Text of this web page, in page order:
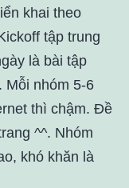
khai theo
tập trung
là bài tập
Mỗi nhóm 5-6
thì chậm. Đề
^^. Nhóm
khó khăn là